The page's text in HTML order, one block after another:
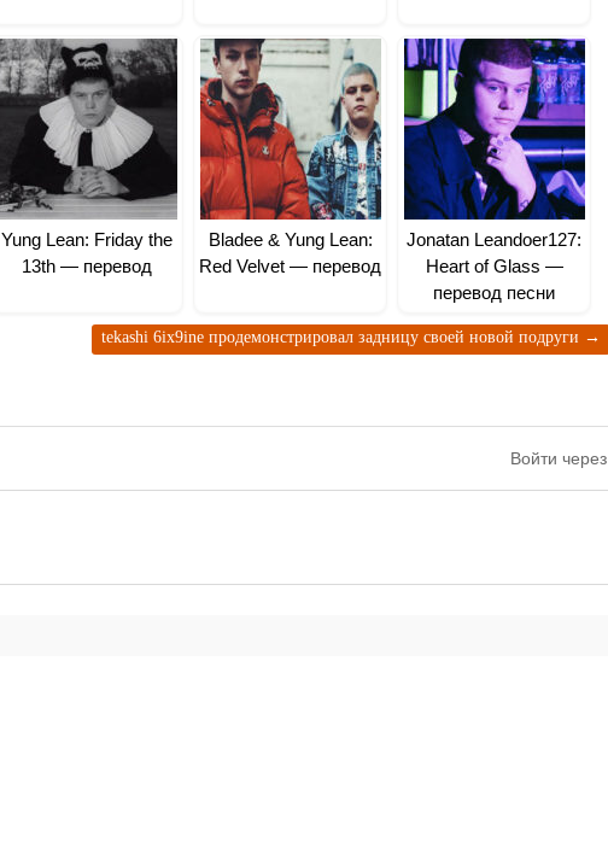
Yung Lean: Friday the
13th — перевод
Bladee & Yung Lean:
Red Velvet — перевод
Jonatan Leandoer127:
Heart of Glass —
перевод песни
tekashi 6ix9ine продемонстрировал задницу своей новой подруги →
Войти через